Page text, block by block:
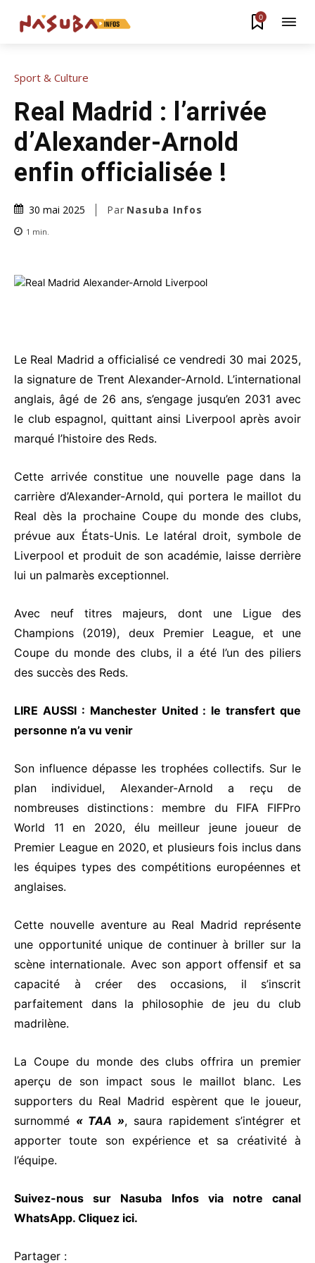
0
Sport & Culture
Real Madrid : l’arrivée
d’Alexander-Arnold
enfin officialisée !
30 mai 2025 Par Nasuba Infos
1 min.
Le Real Madrid a officialisé ce vendredi 30 mai 2025,
la signature de Trent Alexander-Arnold. L’international
anglais, âgé de 26 ans, s’engage jusqu’en 2031 avec
le club espagnol, quittant ainsi Liverpool après avoir
marqué l’histoire des Reds.
Cette arrivée constitue une nouvelle page dans la
carrière d’Alexander-Arnold, qui portera le maillot du
Real dès la prochaine Coupe du monde des clubs,
prévue aux États-Unis. Le latéral droit, symbole de
Liverpool et produit de son académie, laisse derrière
lui un palmarès exceptionnel.
Avec neuf titres majeurs, dont une Ligue des
Champions (2019), deux Premier League, et une
Coupe du monde des clubs, il a été l’un des piliers
des succès des Reds.
LIRE AUSSI : Manchester United : le transfert que
personne n’a vu venir
Son influence dépasse les trophées collectifs. Sur le
plan individuel, Alexander-Arnold a reçu de
nombreuses distinctions : membre du FIFA FIFPro
World 11 en 2020, élu meilleur jeune joueur de
Premier League en 2020, et plusieurs fois inclus dans
les équipes types des compétitions européennes et
anglaises.
Cette nouvelle aventure au Real Madrid représente
une opportunité unique de continuer à briller sur la
scène internationale. Avec son apport offensif et sa
capacité à créer des occasions, il s’inscrit
parfaitement dans la philosophie de jeu du club
madrilène.
La Coupe du monde des clubs offrira un premier
aperçu de son impact sous le maillot blanc. Les
supporters du Real Madrid espèrent que le joueur,
surnommé « TAA », saura rapidement s’intégrer et
apporter toute son expérience et sa créativité à
l’équipe.
Suivez-nous sur Nasuba Infos via notre canal
WhatsApp. Cliquez ici.
Partager :